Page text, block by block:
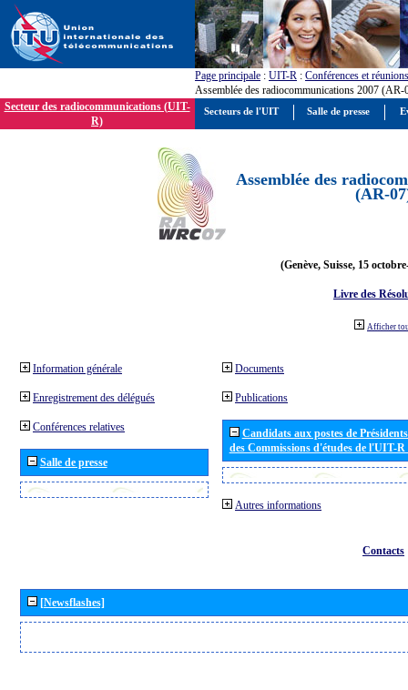
Page principale : UIT-R : Conférences et réunions
Assemblée des radiocommunications 2007 (AR-
Secteur des radiocommunications (UIT-
R)
Assemblée des
(AR-
(Genève, Suisse, 15
Livre des
Afficher
Information générale
Enregistrement des délégués
Conférences relatives
Salle de presse
Documents
Publications
Candidats aux postes de
des Commissions d'études de l'UIT-
Autres informations
Contacts
[Newsflashes]
Secteurs de l'UIT Salle de presse